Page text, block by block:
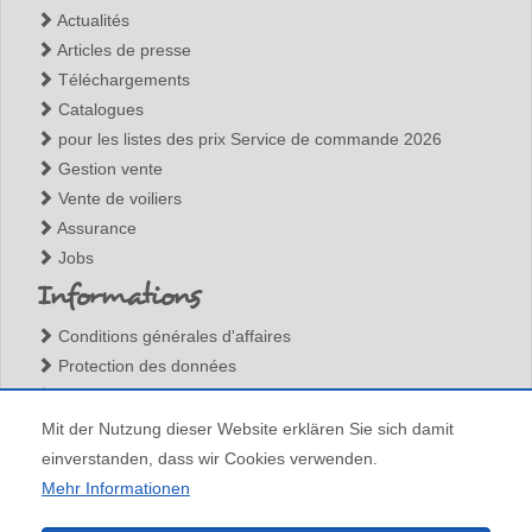
Actualités
Articles de presse
Téléchargements
Catalogues
pour les listes des prix Service de commande 2026
Gestion vente
Vente de voiliers
Assurance
Jobs
Informations
Conditions générales d'affaires
Protection des données
Mentions légales
Contact
Mit der Nutzung dieser Website erklären Sie sich damit
einverstanden, dass wir Cookies verwenden.
Mehr Informationen